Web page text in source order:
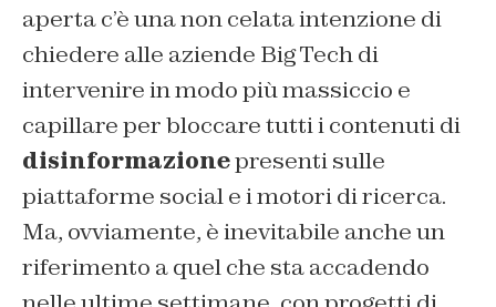
aperta c’è una non celata intenzione di
chiedere alle aziende Big Tech di
intervenire in modo più massiccio e
capillare per bloccare tutti i contenuti di
disinformazionepresenti sulle
piattaforme social e i motori di ricerca.
Ma, ovviamente, è inevitabile anche un
riferimento a quel che sta accadendo